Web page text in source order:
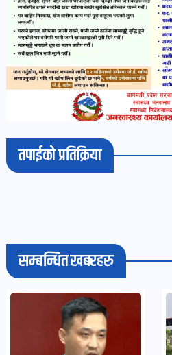
धर्म-
संस्कृति
पोष्ट
पोष्ट
भिडियो-
पडकास्ट
तपाईको प्रतिक्रिया
सम्बन्धित खबरहरु